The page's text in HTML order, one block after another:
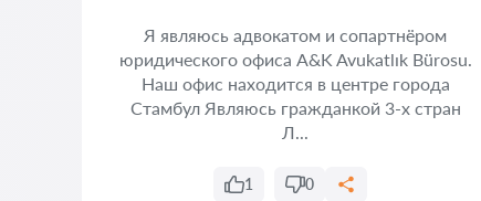
Я являюсь адвокатом и сопартнёром
юридического офиса A&K Avukatlık Bürosu.
Наш офис находится в центре города
Стамбул Являюсь гражданкой 3-х стран
Л...
1 0